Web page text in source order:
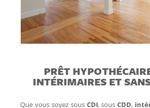
PRÊT
INTÉRIMAIRES ET
Que vous soyez sous CDI, sousCDD,